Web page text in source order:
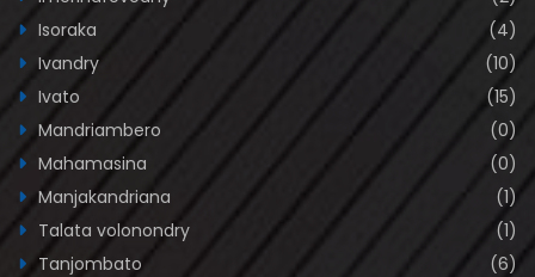
Isoraka
(4)
Ivandry
(10)
Ivato
(15)
Mandriambero
(0)
Mahamasina
(0)
Manjakandriana
(1)
Talata volonondry
(1)
Tanjombato
(6)